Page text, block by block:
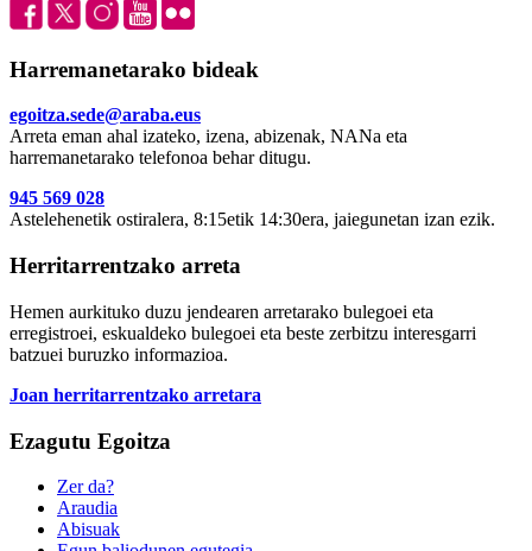
Harremanetarako bideak
egoitza.sede@araba.eus
Arreta eman ahal izateko, izena, abizenak, NANa eta
harremanetarako telefonoa behar ditugu.
945 569 028
Astelehenetik ostiralera, 8:15etik 14:30era, jaiegunetan izan ezik.
Herritarrentzako arreta
Hemen aurkituko duzu jendearen arretarako bulegoei eta
erregistroei, eskualdeko bulegoei eta beste zerbitzu interesgarri
batzuei buruzko informazioa.
Joan herritarrentzako arretara
Ezagutu Egoitza
Zer da?
Araudia
Abisuak